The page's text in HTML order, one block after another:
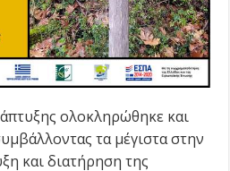
ολοκληρώθηκε και
τα μέγιστα στην
και διατήρηση της